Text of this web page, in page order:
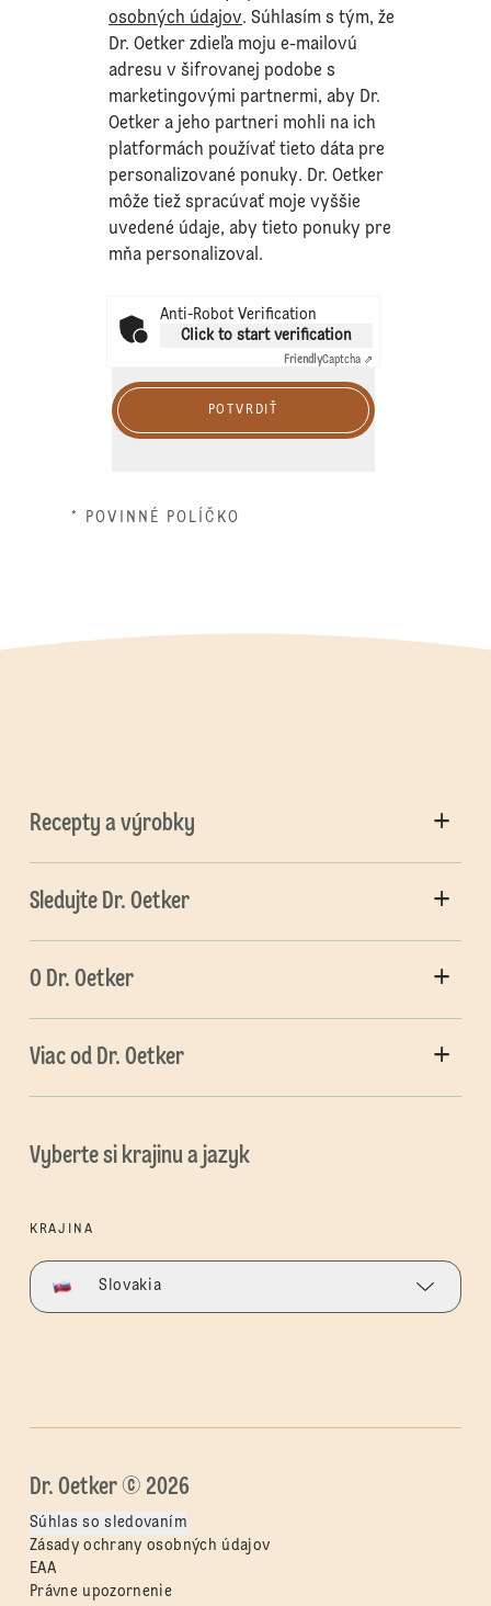
osobných údajov. Súhlasím s tým, že
Dr. Oetker zdieľa moju e-mailovú
adresu v šifrovanej podobe s
marketingovými partnermi, aby Dr.
Oetker a jeho partneri mohli na ich
platformách používať tieto dáta pre
personalizované ponuky. Dr. Oetker
môže tiež spracúvať moje vyššie
uvedené údaje, aby tieto ponuky pre
mňa personalizoval.
Anti-Robot Verification
Click to start verification
FriendlyCaptcha ⇗
POTVRDIŤ
* POVINNÉ POLÍČKO
Recepty a výrobky
Sledujte Dr. Oetker
O Dr. Oetker
Viac od Dr. Oetker
Vyberte si krajinu a jazyk
KRAJINA
Slovakia
Dr. Oetker © 2026
Súhlas so sledovaním
Zásady ochrany osobných údajov
EAA
Právne upozornenie